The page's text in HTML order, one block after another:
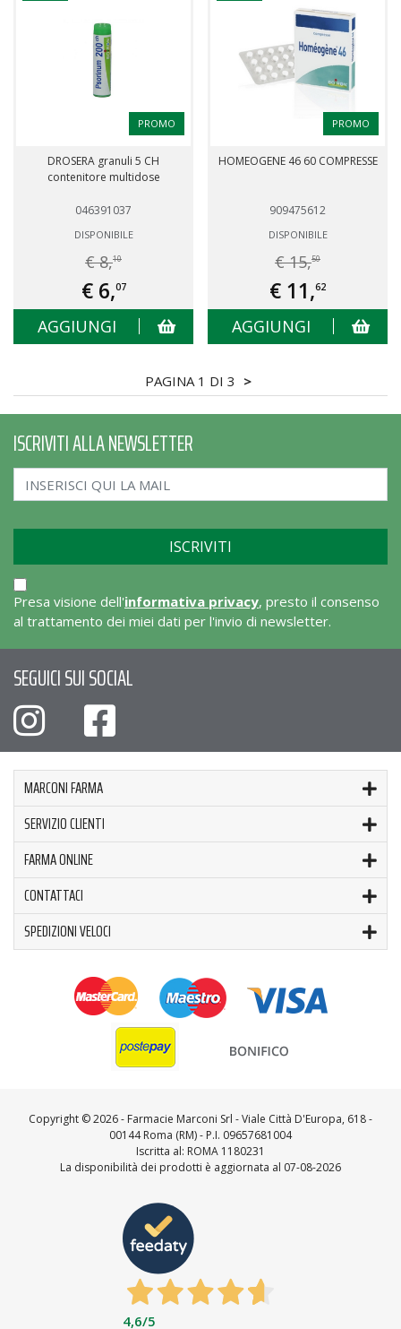
PROMO
DROSERA granuli 5 CH
contenitore multidose
046391037
DISPONIBILE
€ 8,10
€ 6,07
AGGIUNGI
PROMO
HOMEOGENE 46 60 COMPRESSE
909475612
DISPONIBILE
€ 15,50
€ 11,62
AGGIUNGI
PAGINA 1 DI 3 >
ISCRIVITI ALLA NEWSLETTER
Presa visione dell'informativa privacy, presto il consenso
al trattamento dei miei dati per l'invio di newsletter.
SEGUICI SUI SOCIAL
MARCONI FARMA
SERVIZIO CLIENTI
FARMA ONLINE
CONTATTACI
SPEDIZIONI VELOCI
Copyright ©2026 - Farmacie Marconi Srl - Viale Città D'Europa, 618 -
00144 Roma (RM) - P.I. 09657681004
Iscritta al: ROMA 1180231
La disponibilità dei prodotti è aggiornata al 07-08-2026
4,6/5